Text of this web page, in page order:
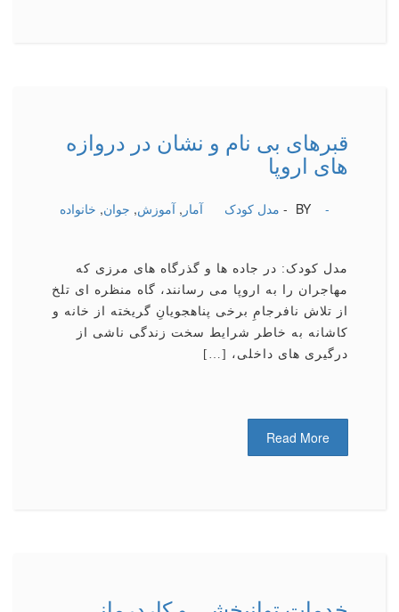
قبرهای بی نام و نشان در دروازه
های اروپا
BY - مدل کودک آمار ,آموزش, جوان, خانواده -
مدل کودک: در جاده ها و گذرگاه های مرزی که
مهاجران را به اروپا می رسانند، گاه منظره ای تلخ
از تلاش نافرجامِ برخی پناهجویانِ گریخته از خانه و
کاشانه به خاطر شرایط سخت زندگی ناشی از
درگیری های داخلی، […]
Read More